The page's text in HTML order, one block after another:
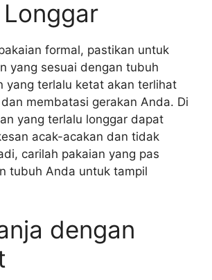
formal, pastikan untuk
yang sesuai dengan tubuh
yang terlalu ketat akan terlihat
membatasi gerakan Anda. Di
yang terlalu longgar dapat
acak-acakan dan tidak
carilah pakaian yang pas
tubuh Anda untuk tampil
dengan